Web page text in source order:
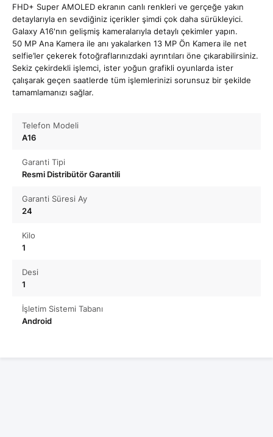
FHD+ Super AMOLED ekranın canlı renkleri ve gerçeğe yakın
detaylarıyla en sevdiğiniz içerikler şimdi çok daha sürükleyici.
Galaxy A16'nın gelişmiş kameralarıyla detaylı çekimler yapın.
50 MP Ana Kamera ile anı yakalarken 13 MP Ön Kamera ile net
selfie’ler çekerek fotoğraflarınızdaki ayrıntıları öne çıkarabilirsiniz.
Sekiz çekirdekli işlemci, ister yoğun grafikli oyunlarda ister
çalışarak geçen saatlerde tüm işlemlerinizi sorunsuz bir şekilde
tamamlamanızı sağlar.
Telefon Modeli
A16
Garanti Tipi
Resmi Distribütör Garantili
Garanti Süresi Ay
24
Kilo
1
Desi
1
İşletim Sistemi Tabanı
Android